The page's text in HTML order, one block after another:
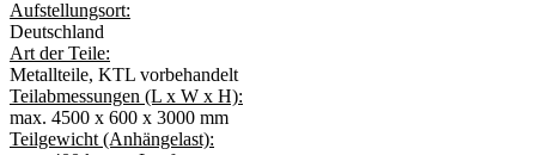
Aufstellungsort:
Deutschland
Art der Teile:
Metallteile, KTL vorbehandelt
Teilabmessungen (L x W x H):
max. 4500 x 600 x 3000 mm
Teilgewicht (Anhängelast):